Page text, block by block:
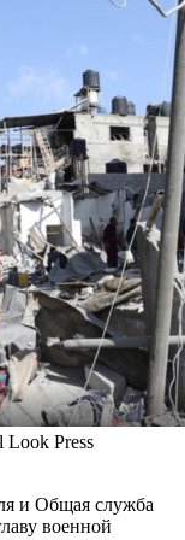
Press
и Общая служба
военной